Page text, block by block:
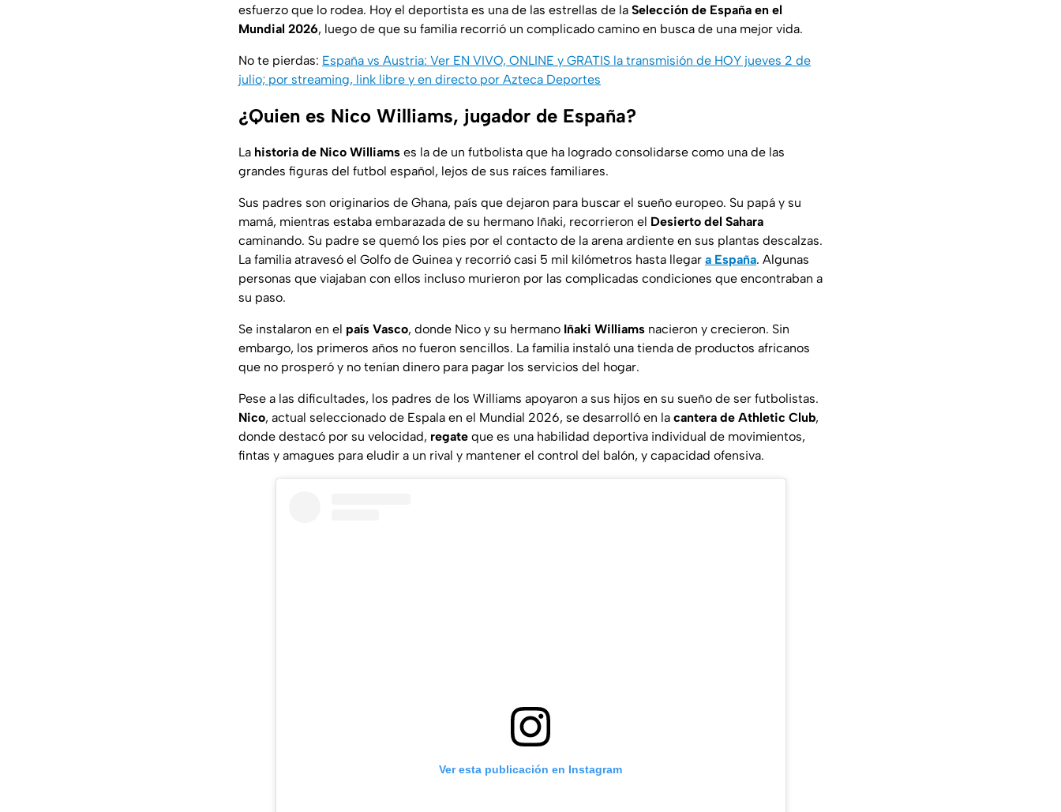
esfuerzo que lo rodea. Hoy el deportista es una de las estrellas de la Selección de España en el
Mundial 2026, luego de que su familia recorrió un complicado camino en busca de una mejor vida.
No te pierdas: España vs Austria: Ver EN VIVO, ONLINE y GRATIS la transmisión de HOY jueves 2 de
julio; por streaming, link libre y en directo por Azteca Deportes
¿Quien es Nico Williams, jugador de España?
La historia de Nico Williams es la de un futbolista que ha logrado consolidarse como una de las
grandes figuras del futbol español, lejos de sus raíces familiares.
Sus padres son originarios de Ghana, país que dejaron para buscar el sueño europeo. Su papá y su
mamá, mientras estaba embarazada de su hermano Iñaki, recorrieron el Desierto del Sahara
caminando. Su padre se quemó los pies por el contacto de la arena ardiente en sus plantas descalzas.
La familia atravesó el Golfo de Guinea y recorrió casi 5 mil kilómetros hasta llegar a España. Algunas
personas que viajaban con ellos incluso murieron por las complicadas condiciones que encontraban a
su paso.
Se instalaron en el país Vasco, donde Nico y su hermano Iñaki Williams nacieron y crecieron. Sin
embargo, los primeros años no fueron sencillos. La familia instaló una tienda de productos africanos
que no prosperó y no tenían dinero para pagar los servicios del hogar.
Pese a las dificultades, los padres de los Williams apoyaron a sus hijos en su sueño de ser futbolistas.
Nico, actual seleccionado de Espala en el Mundial 2026, se desarrolló en la cantera de Athletic Club,
donde destacó por su velocidad, regate que es una habilidad deportiva individual de movimientos,
fintas y amagues para eludir a un rival y mantener el control del balón, y capacidad ofensiva.
Ver esta publicación en Instagram